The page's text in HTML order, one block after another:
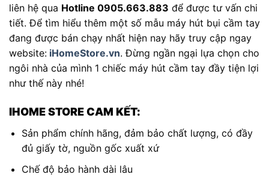
liên hệ qua Hotline 0905.663.883 để được tư vấn chi
tiết. Để tìm hiểu thêm một số mẫu máy hút bụi cầm tay
đang được bán chạy nhất hiện nay hãy truy cập ngay
website: iHomeStore.vn. Đừng ngần ngại lựa chọn cho
ngôi nhà của mình 1 chiếc máy hút cầm tay đầy tiện lợi
như thế này nhé!
IHOME STORE CAM KẾT:
Sản phẩm chính hãng, đảm bảo chất lượng, có đầy
đủ giấy tờ, nguồn gốc xuất xứ
Chế độ bảo hành dài lâu